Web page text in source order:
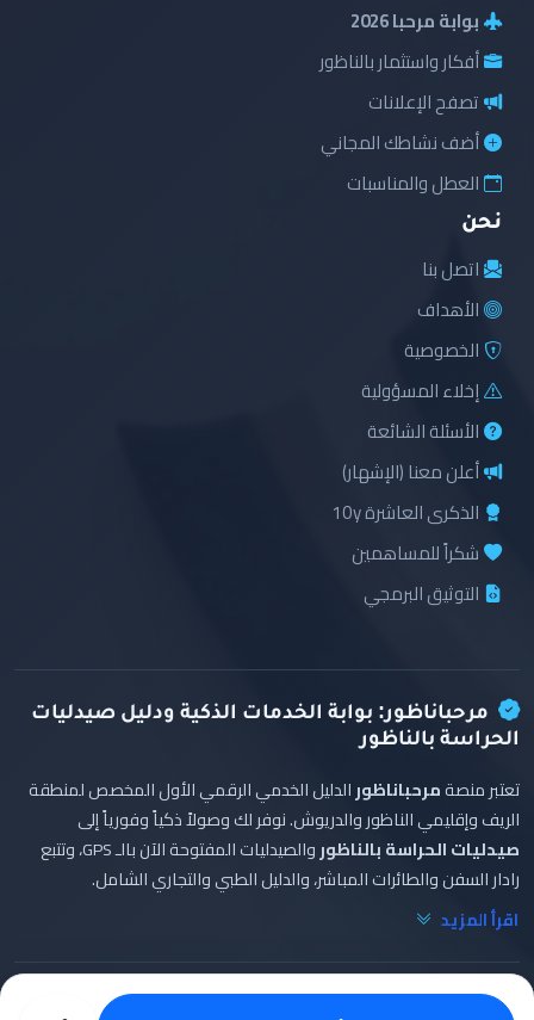
بوابة مرحبا 2026
أفكار واستثمار بالناظور
تصفح الإعلانات
أضف نشاطك المجاني
العطل والمناسبات
نحن
اتصل بنا
الأهداف
الخصوصية
إخلاء المسؤولية
الأسئلة الشائعة
أعلن معنا (الإشهار)
الذكرى العاشرة 10y
شكراً للمساهمين
التوثيق البرمجي
مرحباناظور: بوابة الخدمات الذكية ودليل صيدليات
الحراسة بالناظور
تعتبر منصةمرحباناظورالدليل الخدمي الرقمي الأول المخصص لمنطقة
الريف وإقليمي الناظور والدريوش. نوفر لك وصولاً ذكياً وفورياً إلى
صيدليات الحراسة بالناظور
والصيدليات المفتوحة الآن بالـ GPS، وتتبع
رادار السفن والطائرات المباشر، والدليل الطبي والتجاري الشامل.
اقرأ المزيد